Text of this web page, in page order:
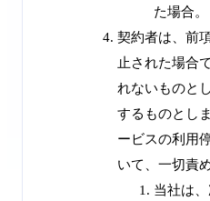
た場合。
契約者は、前
止された場合
れないものと
するものとし
ービスの利用
いて、一切責
当社は